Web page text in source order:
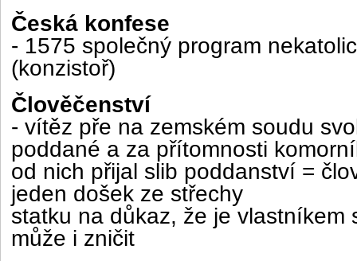
Česká konfese
- 1575 společný program
(konzistoř)
Člověčenství
- vítěz pře na zemském soudu
poddané a za přítomnosti
od nich přijal slib poddanství =
jeden došek ze střechy
statku na důkaz, že je vlastníkem
může i zničit